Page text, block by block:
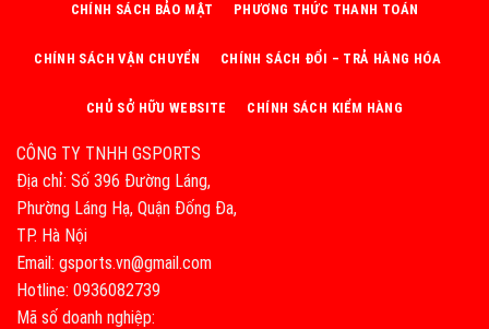
CÔNG TY TNHH GSPORTS
Địa chỉ: Số 396 Đường Láng,
Phường Láng Hạ, Quận Đống Đa,
TP. Hà Nội
Email: gsports.vn@gmail.com
Hotline: 0936082739
Mã số doanh nghiệp:
CHÍNH SÁCH BẢO MẬT PHƯƠNG THỨC THANH TOÁN
CHÍNH SÁCH VẬN CHUYỂN CHÍNH SÁCH ĐỔI – TRẢ HÀNG HÓA
CHỦ SỞ HỮU WEBSITE CHÍNH SÁCH KIỂM HÀNG